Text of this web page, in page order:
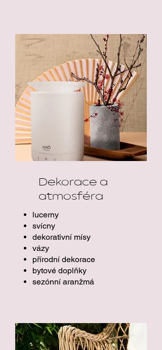
Dekorace a
atmosféra
lucerny
svícny
dekorativní mísy
vázy
přírodní dekorace
bytové doplňky
sezónní aranžmá